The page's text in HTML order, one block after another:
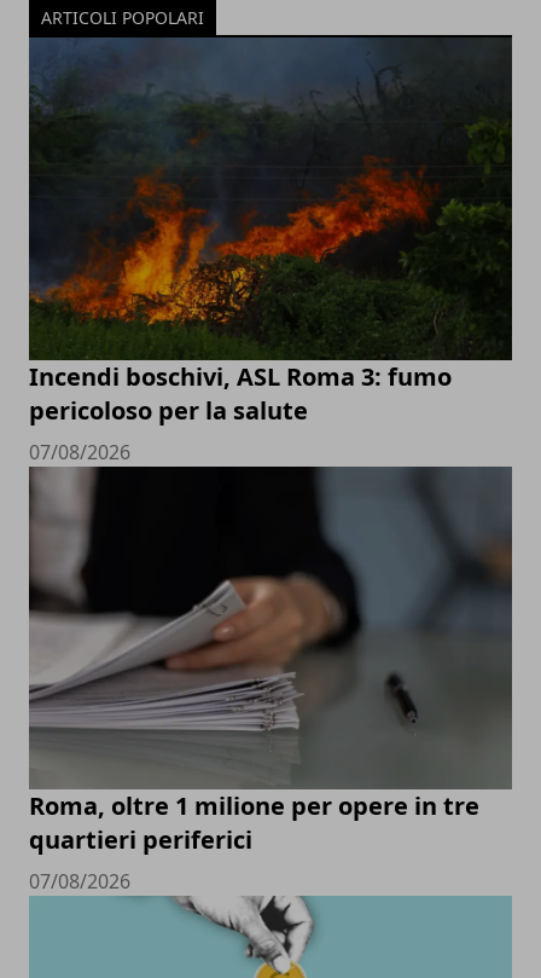
ARTICOLI POPOLARI
Incendi boschivi, ASL Roma 3: fumo
pericoloso per la salute
07/08/2026
Roma, oltre 1 milione per opere in tre
quartieri periferici
07/08/2026